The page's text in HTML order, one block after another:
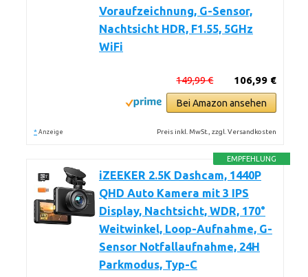
Voraufzeichnung, G-Sensor,
Nachtsicht HDR, F1.55, 5GHz
WiFi
106,99 €
149,99 €
Bei Amazon ansehen
* Anzeige Preis inkl. MwSt., zzgl. Versandkosten
EMPFEHLUNG
iZEEKER 2.5K Dashcam, 1440P
QHD Auto Kamera mit 3 IPS
Display, Nachtsicht, WDR, 170°
Weitwinkel, Loop-Aufnahme, G-
Sensor Notfallaufnahme, 24H
Parkmodus, Typ-C